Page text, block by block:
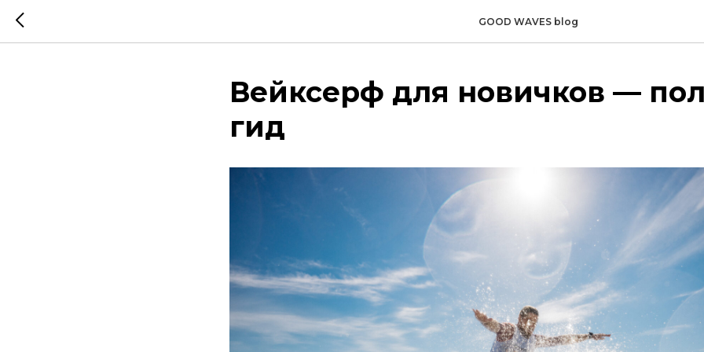
GOOD WAVES blog
Вейксерф для новичков —
гид